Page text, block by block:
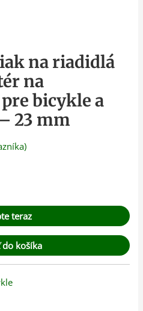
na riadidlá
na
bicykle a
23 mm
teraz
do košíka